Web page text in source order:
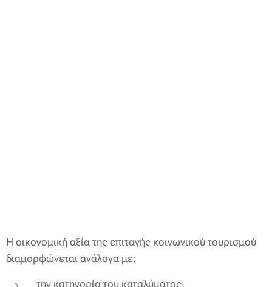
Η οικονομική αξία της επιταγής κοινωνικού τουρισμού
διαμορφώνεται ανάλογα με:
την κατηγορία του καταλύματος,